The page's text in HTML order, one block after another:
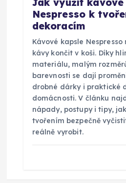
Jak využít
Nespresso k
dekoracím
Kávové kapsle
kávy končit v koši. Díky
materiálu, malým
barevnosti se dají
drobné dárky i praktické
domácnosti. V článku
nápady, postupy i tipy,
tvořením bezpečně
reálně vyrobit.